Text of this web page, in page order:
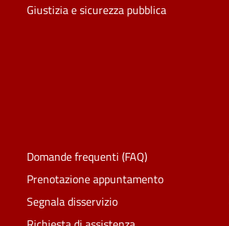
Giustizia e sicurezza pubblica
Domande frequenti (FAQ)
Prenotazione appuntamento
Segnala disservizio